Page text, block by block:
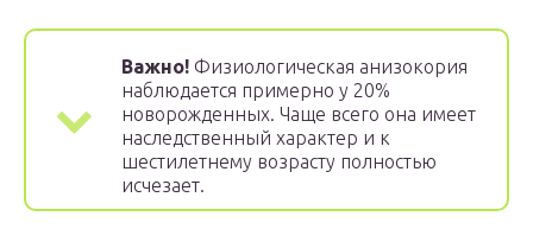
Важно! Физиологическая анизокория
наблюдается примерно у 20%
новорожденных. Чаще всего она имеет
наследственный характер и к
шестилетнему возрасту полностью
исчезает.